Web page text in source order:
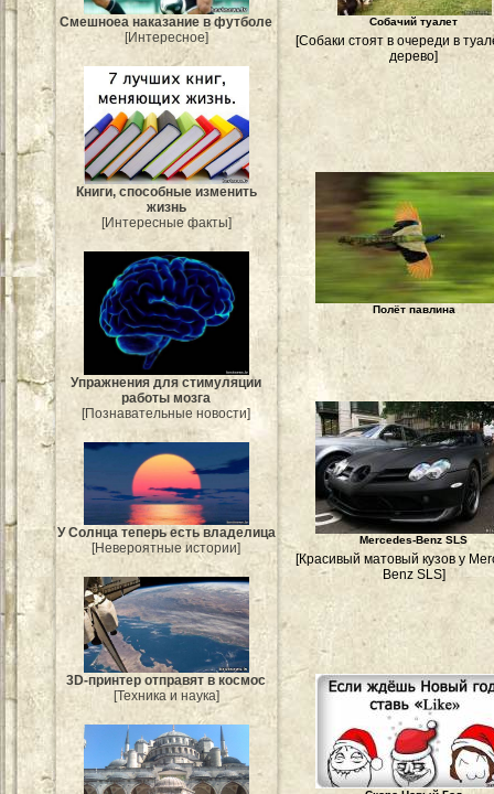
Смешноеа наказание в футболе
[Интересное]
Книги, способные изменить
жизнь
[Интересные факты]
Упражнения для стимуляции
работы мозга
[Познавательные новости]
У Солнца теперь есть владелица
[Невероятные истории]
3D-принтер отправят в космос
[Техника и наука]
Собачий туалет
[Собаки стоят в очереди в
дерево]
Полёт павлина
Mercedes-Benz SLS
[Красивый матовый кузов у
Benz SLS]